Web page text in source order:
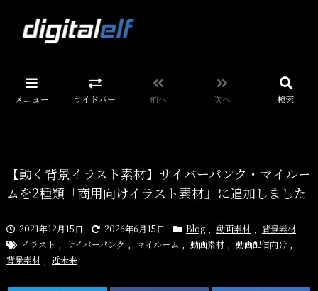
メニュー サイドバー 前へ 次へ 検索
【動く背景イラスト素材】サイバーパンク・マイルー
ムを2種類「商用向けイラスト素材」に追加しました
2021年12月15日 2026年6月15日 Blog 動画素材
背景素材
イラスト
サイバーパンク マイルーム 動画素材 動画配信向け
背景素材
近未来